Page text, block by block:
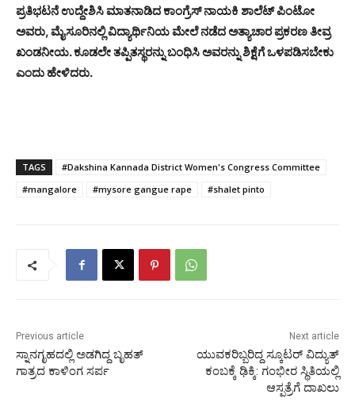
ಪ್ರತಿಭಟನೆ ಉದ್ದೇಶಿಸಿ ಮಾತನಾಡಿದ ಕಾಂಗ್ರೆಸ್ ನಾಯಕಿ ಶಾಲೆಟ್ ಪಿಂಟೋ
ಅವರು, ಮೈಸೂರಿನಲ್ಲಿ ವಿದ್ಯಾರ್ಥಿನಿಯ ಮೇಲೆ ನಡೆದ ಅತ್ಯಾಚಾರ ಪ್ರಕರಣ ತೀವ್ರ
ಖಂಡನೀಯ. ಕೂಡಲೇ ತಪ್ಪಿತಸ್ಥರನ್ನು ಬಂಧಿಸಿ ಅವರನ್ನು ಶಿಕ್ಷೆಗೆ ಒಳಪಡಿಸಬೇಕು
ಎಂದು ಹೇಳಿದರು.
TAGS
#Dakshina Kannada District Women's Congress Committee
#mangalore
#mysore gangue rape #shalet pinto
Previous article
ಸ್ನಾನಗೃಹದಲ್ಲಿ ಅಡಗಿದ್ದ ಬೃಹತ್
ಗಾತ್ರದ ಕಾಳಿಂಗ ಸರ್ಪ
Next article
ಯುವಕರಿಬ್ಬರಿದ್ದ ಸ್ಕೂಟರ್ ವಿದ್ಯುತ್
ಕಂಬಕ್ಕೆ ಢಿಕ್ಕಿ: ಗಂಭೀರ ಸ್ಥಿತಿಯಲ್ಲಿ
ಆಸ್ಪತ್ರೆಗೆ ದಾಖಲು